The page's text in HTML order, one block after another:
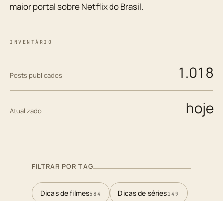
maior portal sobre Netflix do Brasil.
INVENTÁRIO
Posts publicados 1.018
Atualizado hoje
FILTRAR POR TAG
Dicas de filmes584 Dicas de séries149